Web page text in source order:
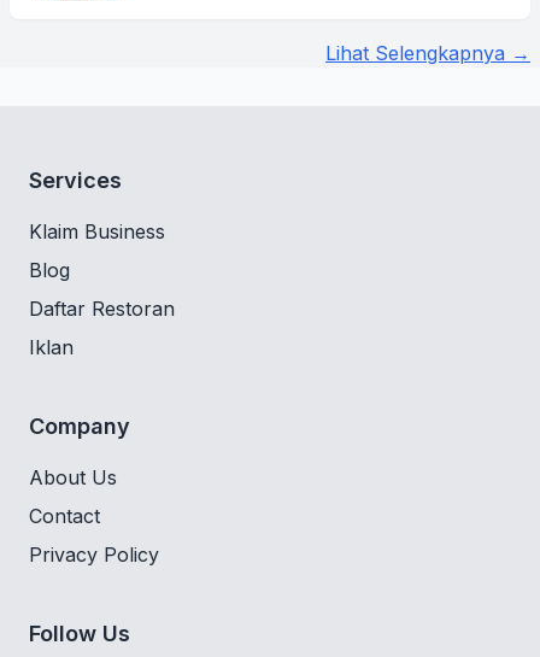
Lihat Selengkapnya →
Services
Klaim Business
Blog
Daftar Restoran
Iklan
Company
About Us
Contact
Privacy Policy
Follow Us